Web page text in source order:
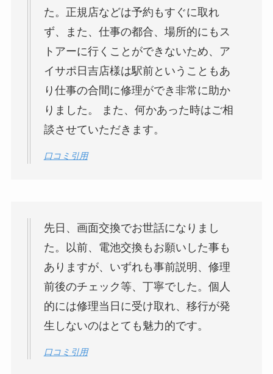
た。正規店などは予約もすぐに取れ
ず、また、仕事の都合、場所的にもス
トアーに行くことができないため、ア
イサポ日吉店様は駅前ということもあ
り仕事の合間に修理ができ非常に助か
りました。 また、何かあった時はご相
談させていただきます。
口コミ引用
先日、画面交換でお世話になりまし
た。以前、電池交換もお願いした事も
ありますが、いずれも事前説明、修理
前後のチェック等、丁寧でした。個人
的には修理当日に受け取れ、移行が発
生しないのはとても魅力的です。
口コミ引用